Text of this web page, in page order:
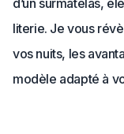
d’un surmatelas,
literie. Je vous
vos nuits, les
modèle adapté à